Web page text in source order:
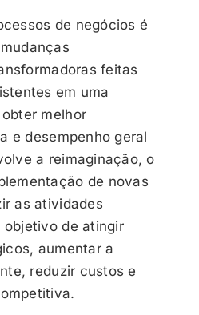
de negócios é
feitas
em uma
melhor
e desempenho geral
a reimaginação, o
de novas
as atividades
de atingir
aumentar a
reduzir custos e